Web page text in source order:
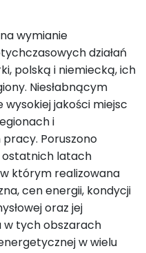
wymianie
działań
polską i niemiecką, ich
Niesłabnącym
jakości miejsc
i
Poruszono
ostatnich latach
którym realizowana
cen energii, kondycji
oraz jej
w tych obszarach
w wielu